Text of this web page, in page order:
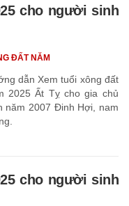
cho người sinh
dẫn Xem tuổi xông đất
2025 Ất Tỵ cho gia chủ
năm 2007 Đinh Hợi, nam
ĐẤT NĂM
cho người sinh